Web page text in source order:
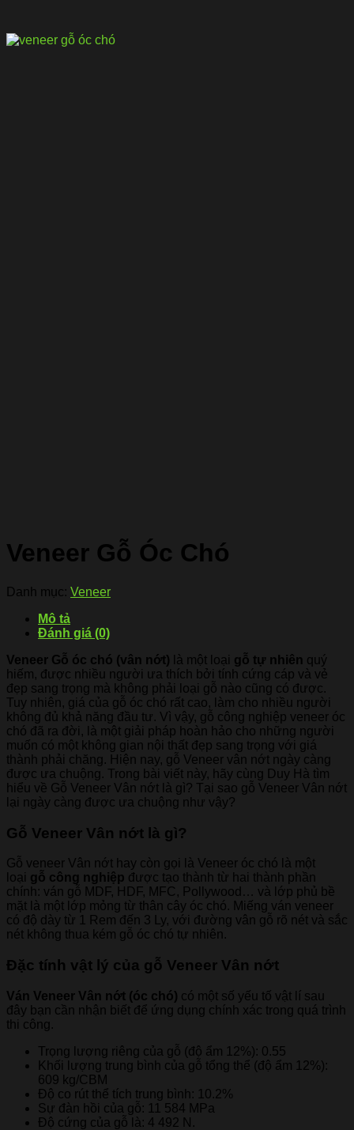
Veneer Gỗ Óc Chó
Danh mục: Veneer
Mô tả
Đánh giá (0)
Veneer Gỗ óc chó (vân nớt) là một loại gỗ tự nhiên quý
hiếm, được nhiều người ưa thích bởi tính cứng cáp và vẻ
đẹp sang trọng mà không phải loại gỗ nào cũng có được.
Tuy nhiên, giá của gỗ óc chó rất cao, làm cho nhiều người
không đủ khả năng đầu tư. Vì vậy, gỗ công nghiệp veneer óc
chó đã ra đời, là một giải pháp hoàn hảo cho những người
muốn có một không gian nội thất đẹp sang trọng với giá
thành phải chăng. Hiện nay, gỗ Veneer vân nớt ngày càng
được ưa chuộng. Trong bài viết này, hãy cùng Duy Hà tìm
hiểu về Gỗ Veneer Vân nớt là gì? Tại sao gỗ Veneer Vân nớt
lại ngày càng được ưa chuộng như vậy?
Gỗ Veneer Vân nớt là gì?
Gỗ veneer Vân nớt hay còn gọi là Veneer óc chó là một
loại gỗ công nghiệp được tạo thành từ hai thành phần
chính: ván gỗ MDF, HDF, MFC, Pollywood… và lớp phủ bề
mặt là một lớp mỏng từ thân cây óc chó. Miếng ván veneer
có độ dày từ 1 Rem đến 3 Ly, với đường vân gỗ rõ nét và sắc
nét không thua kém gỗ óc chó tự nhiên.
Đặc tính vật lý của gỗ Veneer Vân nớt
Ván Veneer Vân nớt (óc chó) có một số yếu tố vật lí sau
đây bạn cần nhận biết để ứng dụng chính xác trong quá trình
thi công.
Trọng lượng riêng của gỗ (độ ẩm 12%): 0.55
Khối lượng trung bình của gỗ tổng thể (độ ẩm 12%):
609 kg/CBM
Độ co rút thể tích trung bình: 10.2%
Sự đàn hồi của gỗ: 11 584 MPa
Độ cứng của gỗ là: 4 492 N.